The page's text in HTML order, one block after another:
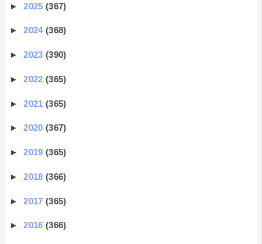
►2025(367)
►2024(368)
►2023(390)
►2022(365)
►2021(365)
►2020(367)
►2019(365)
►2018(366)
►2017(365)
►2016(366)